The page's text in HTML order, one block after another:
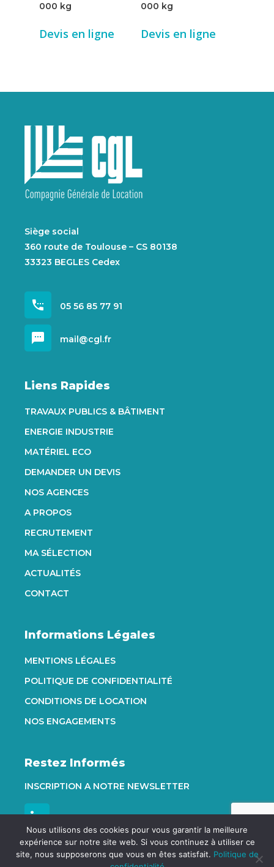
000 kg
Devis en ligne
000 kg
Devis en ligne
Siège social
360 route de Toulouse – CS 80138
33323 BEGLES Cedex
settings_phone 05 56 85 77 91
sms mail@cgl.fr
Liens Rapides
TRAVAUX PUBLICS & BÂTIMENT
ENERGIE INDUSTRIE
MATÉRIEL ECO
DEMANDER UN DEVIS
NOS AGENCES
A PROPOS
RECRUTEMENT
MA SÉLECTION
ACTUALITÉS
CONTACT
Informations Légales
MENTIONS LÉGALES
POLITIQUE DE CONFIDENTIALITÉ
CONDITIONS DE LOCATION
NOS ENGAGEMENTS
Restez Informés
INSCRIPTION A NOTRE NEWSLETTER
Nous utilisons des cookies pour vous garantir la meilleure
expérience sur notre site web. Si vous continuez à utiliser ce
site, nous supposerons que vous en êtes satisfait. Politique de
store email speaker_notes